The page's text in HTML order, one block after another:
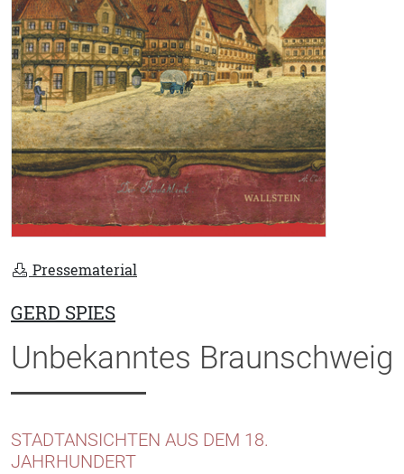
Pressematerial
GERD SPIES
Unbekanntes Braunschweig
STADTANSICHTEN AUS DEM 18.
JAHRHUNDERT